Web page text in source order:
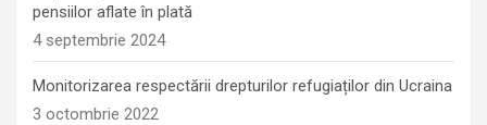
pensiilor aflate în plată
4 septembrie 2024
Monitorizarea respectării drepturilor refugiaților din Ucraina
3 octombrie 2022